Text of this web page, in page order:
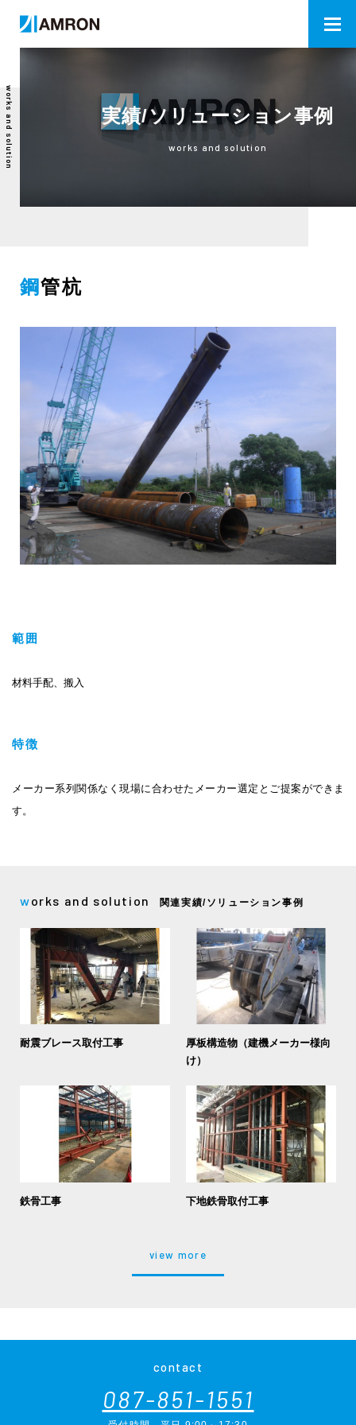
実績/ソリューション事例
works and solution
works and solution
鋼管杭
範囲
材料手配、搬入
特徴
メーカー系列関係なく現場に合わせたメーカー選定とご提案ができま
す。
works and solution 関連実績/ソリューション事例
耐震ブレース取付工事
厚板構造物（建機メーカー様向
け）
鉄骨工事 下地鉄骨取付工事
view more
contact
087-851-1551